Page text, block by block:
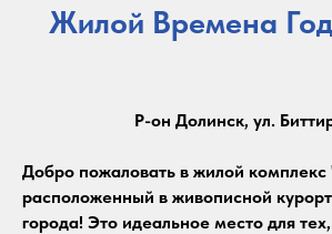
Жилой Времена
Р-он Долинск, ул.
Добро пожаловать в жилой
расположенный в живописной
города! Это идеальное место для